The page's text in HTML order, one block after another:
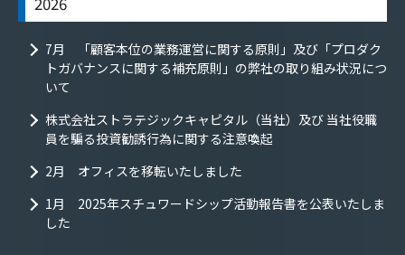
7月 「顧客本位の業務運営に関する原則」及び「プロダク
トガバナンスに関する補充原則」の弊社の取り組み状況につ
いて
株式会社ストラテジックキャピタル（当社）及び 当社役職
員を騙る投資勧誘行為に関する注意喚起
2月 オフィスを移転いたしました
1月 2025年スチュワードシップ活動報告書を公表いたしま
した